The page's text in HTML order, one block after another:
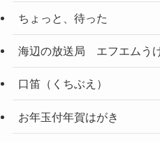
ちょっと、待った
海辺の放送局 エフエムう
口笛（くちぶえ）
お年玉付年賀はがき